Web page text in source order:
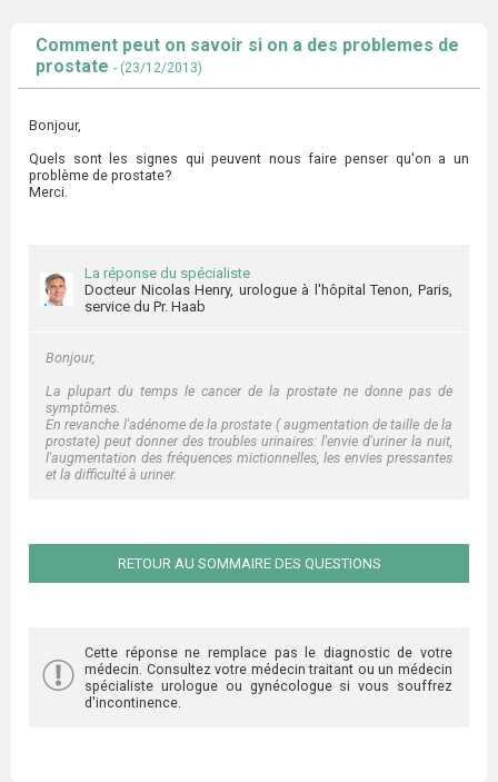
Comment peut on savoir si on a des problemes de
prostate - (23/12/2013)
Bonjour,
Quels sont les signes qui peuvent nous faire penser qu'on a un
problème de prostate?
Merci.
La réponse du spécialiste
Docteur Nicolas Henry, urologue à l'hôpital Tenon, Paris,
service du Pr. Haab
Bonjour,
La plupart du temps le cancer de la prostate ne donne pas de
symptômes.
En revanche l'adénome de la prostate ( augmentation de taille de la
prostate) peut donner des troubles urinaires: l'envie d'uriner la nuit,
l'augmentation des fréquences mictionnelles, les envies pressantes
et la difficulté à uriner.
RETOUR AU SOMMAIRE DES QUESTIONS
Cette réponse ne remplace pas le diagnostic de votre
médecin. Consultez votre médecin traitant ou un médecin
spécialiste urologue ou gynécologue si vous souffrez
d'incontinence.